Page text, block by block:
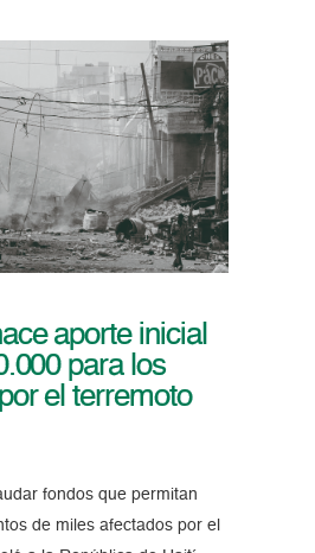
aporte inicial
para los
el terremoto
fondos que permitan
de miles afectados por el